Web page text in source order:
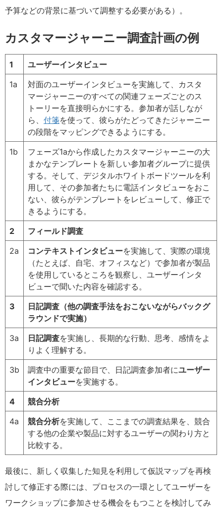
予算などの背景に基づいて調整する必要がある）。
カスタマージャーニー調査計画の例
1
ユーザーインタビュー
1a
対面のユーザーインタビューを実施して、カスタ
マージャーニーのすべての関連フェーズごとのス
トーリーを直接明らかにする。参加者が話しなが
ら、 付箋を使って、彼らがたどってきたジャーニー
の段階をマッピングできるようにする。
1b
フェーズ1aから作成したカスタマージャーニーの大
まかなテンプレートを新しい参加者グループに提供
する。そして、デジタルホワイトボードツールを利
用して、その参加者たちに電話インタビューをおこ
ない、彼らがテンプレートをレビューして、修正で
きるようにする。
2
フィールド調査
2a
コンテキストインタビューを実施して、実際の環境
（たとえば、自宅、オフィスなど）で参加者が製品
を使用しているところを観察し、ユーザーインタ
ビューで聞いた内容を確認する。
3
日記調査（他の調査手法をおこないながらバックグ
ラウンドで実施）
3a
日記調査を実施し、長期的な行動、思考、感情をよ
りよく理解する。
3b
調査中の重要な節目で、日記調査参加者にユーザー
インタビューを実施する。
4
競合分析
4a
競合分析を実施して、ここまでの調査結果を、競合
する他の企業や製品に対するユーザーの関わり方と
比較する。
最後に、新しく収集した知見を利用して仮説マップを再検
討して修正する際には、プロセスの一環としてユーザーを
ワークショップに参加させる機会をもつことを検討してみ